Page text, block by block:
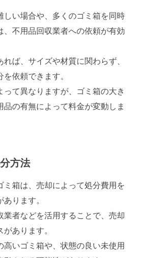
しい場合や、多くのゴミ箱を同時
、不用品回収業者への依頼が有効
ば、サイズや材質に関わらず、
依頼できます。
って異なりますが、ゴミ箱の大き
品の有無によって料金が変動しま
方法
ミ箱は、売却によって処分費用を
ります。
業者などを活用することで、売却
あります。
高いゴミ箱や、状態の良い未使用